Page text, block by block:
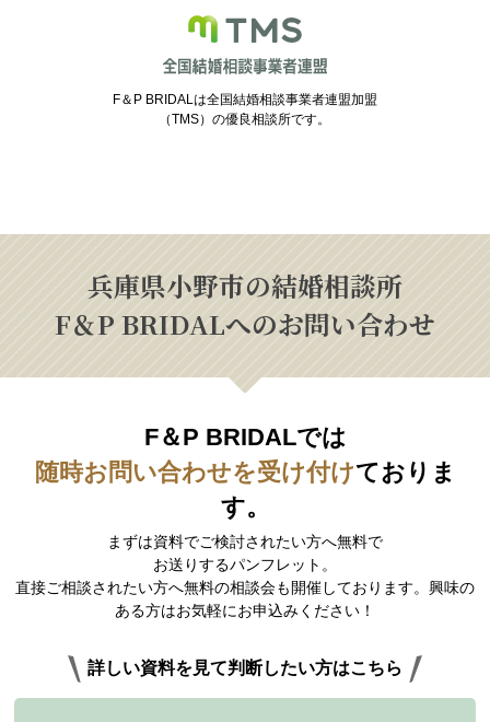
F＆P BRIDALは全国結婚相談事業者連盟加盟
（TMS）の優良相談所です。
兵庫県小野市の結婚相談所
F＆P BRIDALへのお問い合わせ
F＆P BRIDALでは
随時お問い合わせを受け付けておりま
す。
まずは資料でご検討されたい方へ無料で
お送りするパンフレット。
直接ご相談されたい方へ無料の相談会も開催しております。興味の
ある方はお気軽にお申込みください！
詳しい資料を見て判断したい方はこちら